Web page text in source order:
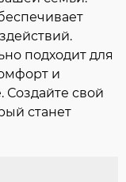
подходит для
и
Создайте свой
станет